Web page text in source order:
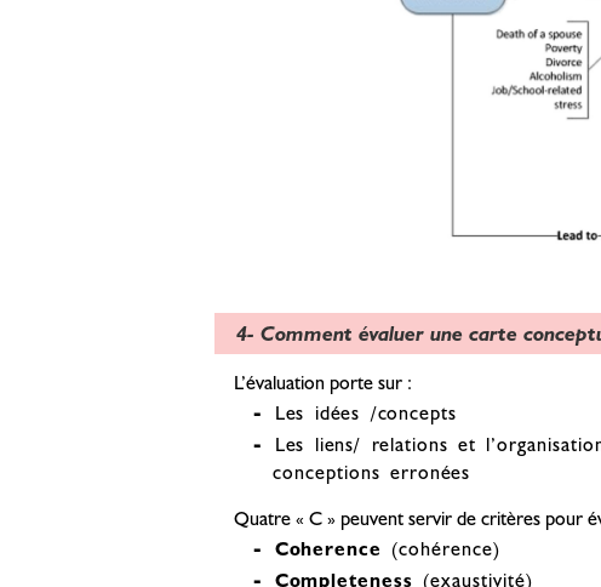
4- Comment évaluer une carte
L’évaluation porte sur :
Les idées /concepts
Les liens/ relations et
conceptions erronées
Quatre « C » peuvent servir de critères pour
Coherence (cohérence)
Completeness (exaustivité)